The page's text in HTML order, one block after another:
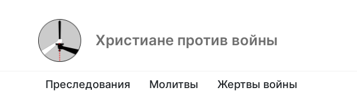
Христиане против войны
Преследования Молитвы Жертвы войны